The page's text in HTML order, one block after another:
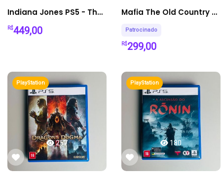
Indiana Jones PS5 - The Great Circle Aventura
R$449,00
Mafia The Old Country PS5 - Crime e História
Patrocinado
R$299,00
257
PlayStation
180
PlayStation